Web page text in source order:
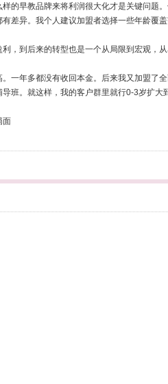
的早教品牌来将利润很大化才是关键问题
差异。我个人建议加盟者选择一些年龄覆
，到后来的转型也是一个从局限到宏观，从
一年多都没有收回本金。后来我又加盟了
班。就这样，我的客户群里就行0-3岁扩
面